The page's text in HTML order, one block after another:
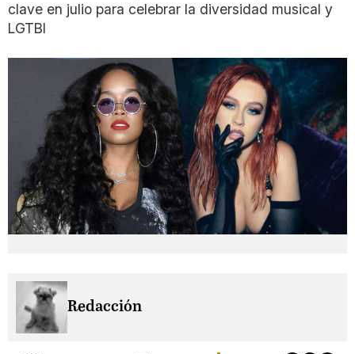
clave en julio para celebrar la diversidad musical y
LGTBI
Redacción